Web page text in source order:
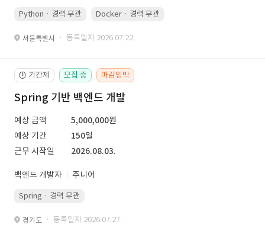
Python · 경력 무관 Docker · 경력 무관
서울특별시 · 등록일자 2026.07.22.
🕒 기간제 모집 중 마감임박
Spring 기반 백엔드 개발
예상 금액
5,000,000원
예상 기간
150일
근무 시작일
2026.08.03.
백엔드 개발자 주니어
Spring · 경력 무관
경기도 · 등록일자 2026.07.27.